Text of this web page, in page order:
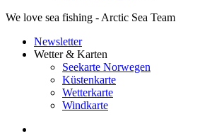
We love sea fishing - Arctic Sea Team
Newsletter
Wetter & Karten
Seekarte Norwegen
Küstenkarte
Wetterkarte
Windkarte